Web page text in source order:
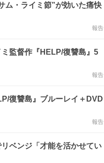
ム・ライミ節”が効いた痛快
報告
監督作『HELP/復讐島』5
報告
復讐島』ブルーレイ＋DVD
報告
ベンジ「才能を活かせてい